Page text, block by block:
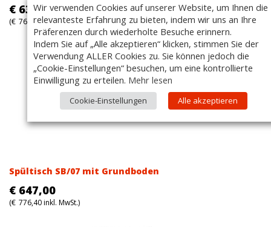
€ 639,00
(€ 766,80inkl. MwSt.)
Spültisch SB/07 mit Grundboden
€ 647,00
(€ 776,40inkl. MwSt.)
Wir verwenden Cookies auf unserer Website, um Ihnen die
relevanteste Erfahrung zu bieten, indem wir uns an Ihre
Präferenzen durch wiederholte Besuche erinnern.
Indem Sie auf „Alle akzeptieren“ klicken, stimmen Sie der
Verwendung ALLER Cookies zu. Sie können jedoch die
„Cookie-Einstellungen“ besuchen, um eine kontrollierte
Einwilligung zu erteilen. Mehr lesen
Cookie-Einstellungen Alle akzeptieren